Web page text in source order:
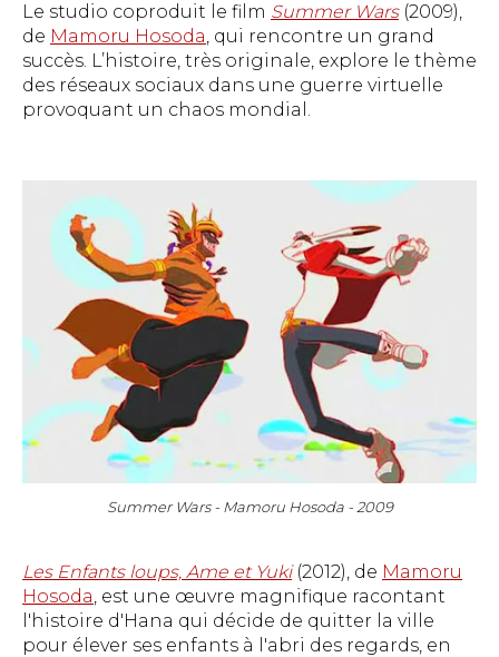
Le studio coproduit le film Summer Wars(2009),
de Mamoru Hosoda, qui rencontre un grand
succès. L’histoire, très originale, explore le thème
des réseaux sociaux dans une guerre virtuelle
provoquant un chaos mondial.
Summer Wars - Mamoru Hosoda - 2009
Les Enfants loups, Ame et Yuki(2012), de Mamoru
Hosoda, est une œuvre magnifique racontant
l'histoire d'Hana qui décide de quitter la ville
pour élever ses enfants à l'abri des regards, en